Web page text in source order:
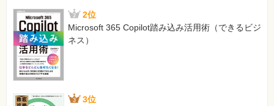
2位
Microsoft 365 Copilot踏み込み活用術（できるビジ
ネス）
3位